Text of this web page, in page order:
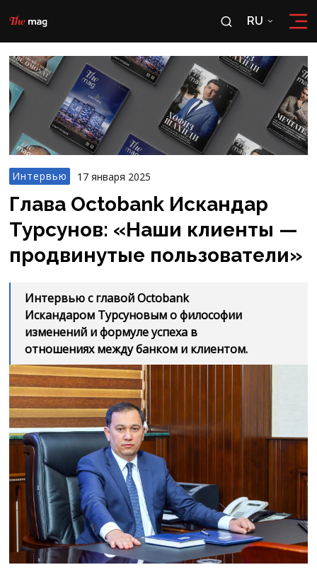
RU
RU
OʻZ
Интервью 17 января 2025
Глава Octobank Искандар
Турсунов: «Наши клиенты —
продвинутые пользователи»
Интервью с главой Octobank
Искандаром Турсуновым о философии
изменений и формуле успеха в
отношениях между банком и клиентом.